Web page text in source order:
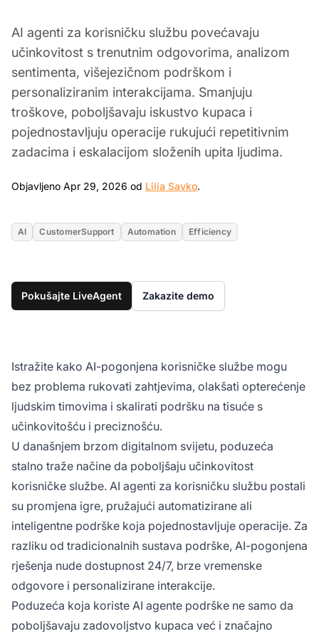
AI agenti za korisničku službu povećavaju
učinkovitost s trenutnim odgovorima, analizom
sentimenta, višejezičnom podrškom i
personaliziranim interakcijama. Smanjuju
troškove, poboljšavaju iskustvo kupaca i
pojednostavljuju operacije rukujući repetitivnim
zadacima i eskalacijom složenih upita ljudima.
Objavljeno Apr 29, 2026 od Lilia Savko.
AI CustomerSupport Automation Efficiency
Pokušajte LiveAgent Zakazite demo
Istražite kako AI-pogonjena korisničke službe mogu
bez problema rukovati zahtjevima, olakšati opterećenje
ljudskim timovima i skalirati podršku na tisuće s
učinkovitošću i preciznošću.
U današnjem brzom digitalnom svijetu, poduzeća
stalno traže načine da poboljšaju učinkovitost
korisničke službe. AI agenti za korisničku službu postali
su promjena igre, pružajući automatizirane ali
inteligentne podrške koja pojednostavljuje operacije. Za
razliku od tradicionalnih sustava podrške, AI-pogonjena
rješenja nude dostupnost 24/7, brze vremenske
odgovore i personalizirane interakcije.
Poduzeća koja koriste AI agente podrške ne samo da
poboljšavaju zadovoljstvo kupaca već i značajno